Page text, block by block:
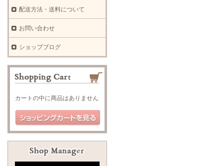
配送方法・送料について
お問い合わせ
ショップブログ
カートの中に商品はありません